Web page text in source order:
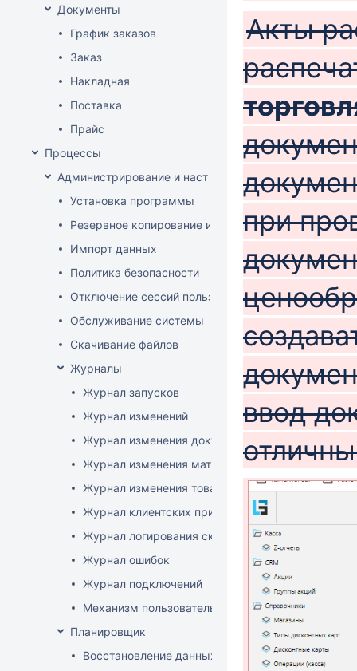
Документы
График заказов
Заказ
Накладная
Поставка
Прайс
Процессы
Администрирование и настройка
Установка программы
Резервное копирование и восстановление базы
Импорт данных
Политика безопасности
Отключение сессий пользователя
Обслуживание системы
Скачивание файлов
Журналы
Журнал запусков
Журнал изменений
Журнал изменения документов
Журнал изменения матриц
Журнал изменения товаров
Журнал клиентских приложений
Журнал логирования сканирований штрихкодов
Журнал ошибок
Журнал подключений
Механизм пользовательского логирования
Планировщик
Восстановление данных
Акты
при
ввод